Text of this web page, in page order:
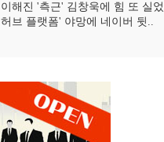
이해진 '측근' 김창욱에 힘 또 실
허브 플랫폼' 야망에 네이버 뒷..